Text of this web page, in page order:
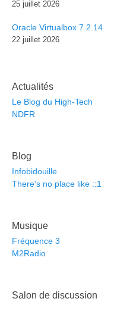
25 juillet 2026
Oracle Virtualbox 7.2.14
22 juillet 2026
Actualités
Le Blog du High-Tech
NDFR
Blog
Infobidouille
There's no place like ::1
Musique
Fréquence 3
M2Radio
Salon de discussion